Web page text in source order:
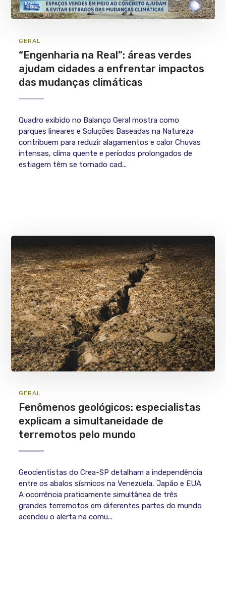
GERAL
“Engenharia na Real”: áreas verdes
ajudam cidades a enfrentar impactos
das mudanças climáticas
Quadro exibido no Balanço Geral mostra como
parques lineares e Soluções Baseadas na Natureza
contribuem para reduzir alagamentos e calor Chuvas
intensas, clima quente e períodos prolongados de
estiagem têm se tornado cad...
GERAL
Fenômenos geológicos: especialistas
explicam a simultaneidade de
terremotos pelo mundo
Geocientistas do Crea-SP detalham a independência
entre os abalos sísmicos na Venezuela, Japão e EUA
A ocorrência praticamente simultânea de três
grandes terremotos em diferentes partes do mundo
acendeu o alerta na comu...